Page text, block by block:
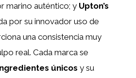
marino auténtico; y Upton’s
por su innovador uso de
una consistencia muy
real. Cada marca se
únicos y su